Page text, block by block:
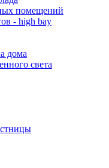
помещений
- high bay
дома
света